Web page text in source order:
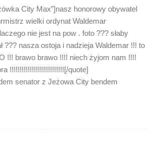
City Max”]nasz honorowy obywatel
wielki ordynat Waldemar
nie jest na pow . foto ??? słaby
??? nasza ostoja i nadzieja Waldemar !!! to
!!! brawo brawo !!!! niech żyjom nam !!!!
!!!!!!!!!!!!!!!!!!!!!!!!!!![/quote]
senator z Jeżowa City bendem